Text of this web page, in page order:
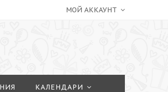
МОЙ АККАУНТ
КАЛЕНДАРИ